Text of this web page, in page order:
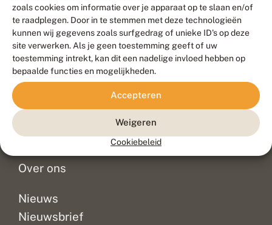
zoals cookies om informatie over je apparaat op te slaan en/of
te raadplegen. Door in te stemmen met deze technologieën
kunnen wij gegevens zoals surfgedrag of unieke ID's op deze
site verwerken. Als je geen toestemming geeft of uw
toestemming intrekt, kan dit een nadelige invloed hebben op
bepaalde functies en mogelijkheden.
Accepteren
Weigeren
Cookiebeleid
Contact
Veelgestelde vragen
Doneer
Over ons
Nieuws
Nieuwsbrief
Meld waarnemingen© 2026 Vlinderstichting
Duurzaam ontwikkeld door
Go2People
, ontworpen door
Blue Field Agency
Privacy
Disclaimer
Sitemap